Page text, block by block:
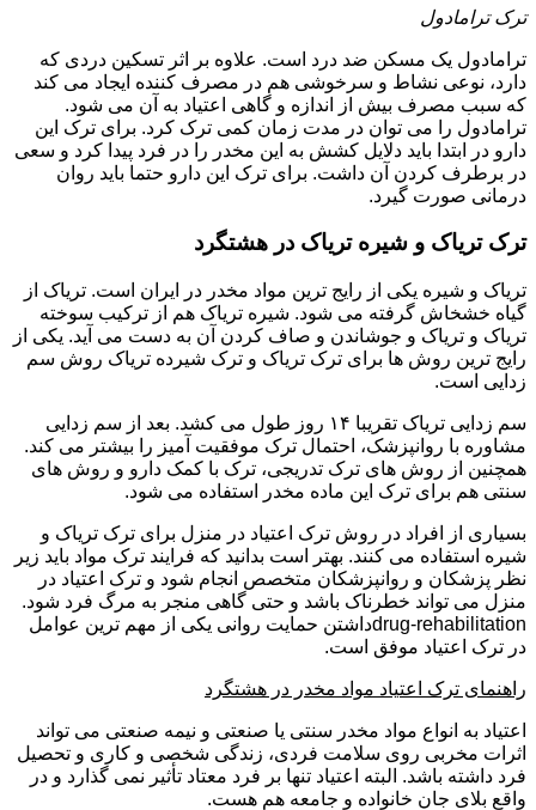
ترک ترامادول
ترامادول یک مسکن ضد درد است. علاوه بر اثر تسکین دردی که
دارد، نوعی نشاط و سرخوشی هم در مصرف کننده ایجاد می کند
که سبب مصرف بیش از اندازه و گاهی اعتیاد به آن می شود.
ترامادول را می توان در مدت زمان کمی ترک کرد. برای ترک این
دارو در ابتدا باید دلایل کشش به این مخدر را در فرد پیدا کرد و سعی
در برطرف کردن آن داشت. برای ترک این دارو حتما باید روان
درمانی صورت گیرد.
ترک تریاک و شیره تریاک در هشتگرد
تریاک و شیره یکی از رایج ترین مواد مخدر در ایران است. تریاک از
گیاه خشخاش گرفته می شود. شیره تریاک هم از ترکیب سوخته
تریاک و تریاک و جوشاندن و صاف کردن آن به دست می آید. یکی از
رایج ترین روش ها برای ترک تریاک و ترک شیرده تریاک روش سم
زدایی است.
سم زدایی تریاک تقریبا ۱۴ روز طول می کشد. بعد از سم زدایی
مشاوره با روانپزشک، احتمال ترک موفقیت آمیز را بیشتر می کند.
همچنین از روش های ترک تدریجی، ترک با کمک دارو و روش های
سنتی هم برای ترک این ماده مخدر استفاده می شود.
بسیاری از افراد در روش ترک اعتیاد در منزل برای ترک تریاک و
شیره استفاده می کنند. بهتر است بدانید که فرایند ترک مواد باید زیر
نظر پزشکان و روانپزشکان متخصص انجام شود و ترک اعتیاد در
منزل می تواند خطرناک باشد و حتی گاهی منجر به مرگ فرد شود.
drug-rehabilitationداشتن حمایت روانی یکی از مهم ترین عوامل
در ترک اعتیاد موفق است.
راهنمای ترک اعتیاد مواد مخدر در هشتگرد
اعتیاد به انواع مواد مخدر سنتی یا صنعتی و نیمه صنعتی می تواند
اثرات مخربی روی سلامت فردی، زندگی شخصی و کاری و تحصیل
فرد داشته باشد. البته اعتیاد تنها بر فرد معتاد تأثیر نمی گذارد و در
واقع بلای جان خانواده و جامعه هم هست.